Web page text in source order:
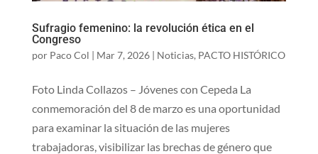
Sufragio femenino: la revolución ética en el
Congreso
por Paco Col | Mar 7, 2026| Noticias, PACTO HISTÓRICO
Foto Linda Collazos – Jóvenes con Cepeda La
conmemoración del 8 de marzo es una oportunidad
para examinar la situación de las mujeres
trabajadoras, visibilizar las brechas de género que